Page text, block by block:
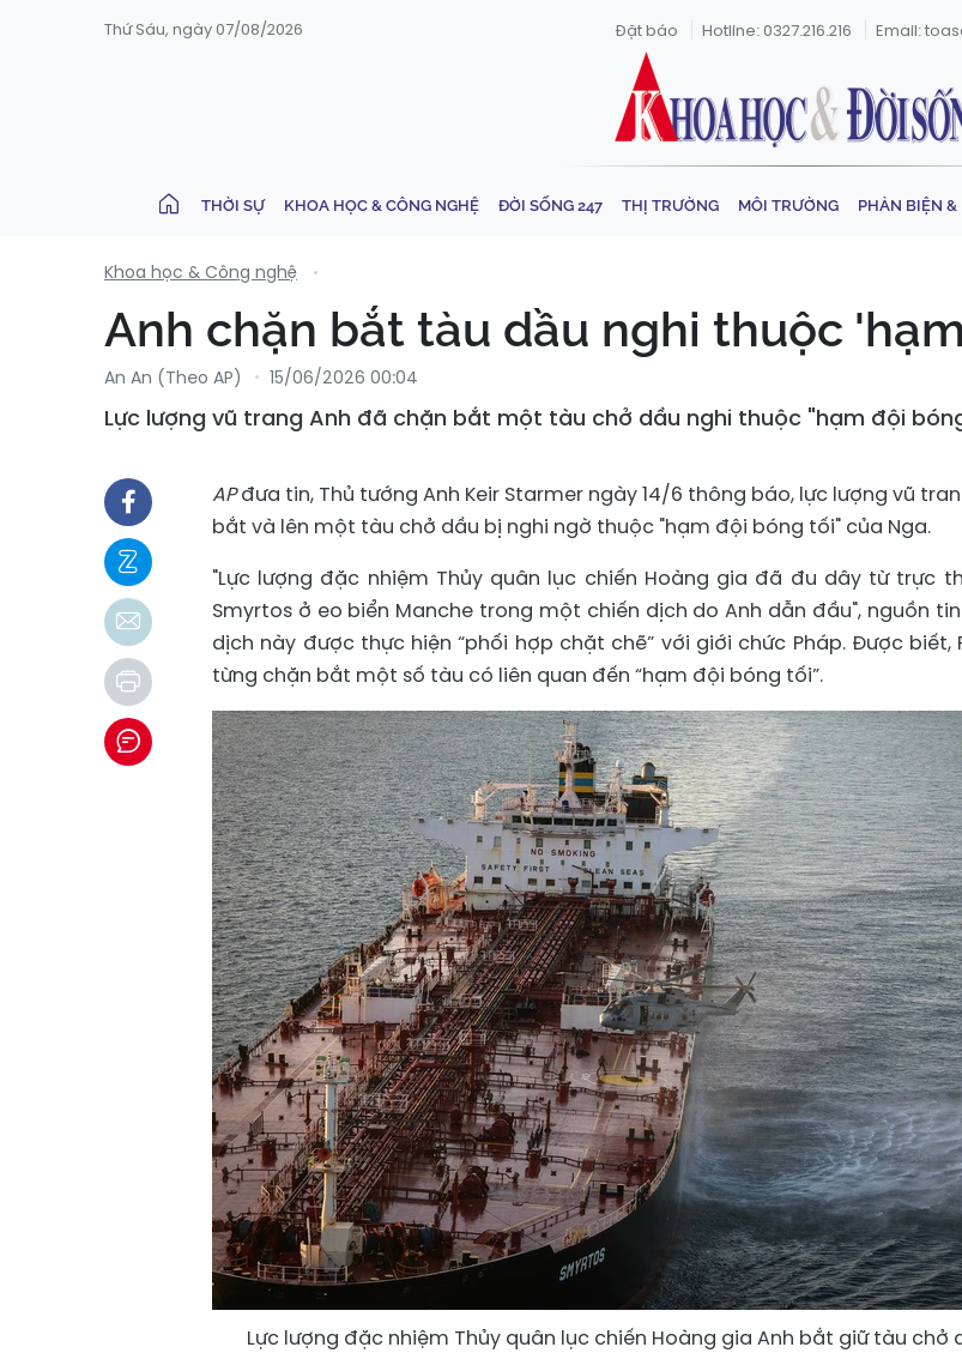
Thứ Sáu, ngày 07/08/2026 Đặt báo Hotline: 0327.216.216 Email:
THỜI SỰ KHOA HỌC & CÔNG NGHỆ ĐỜI SỐNG 247 THỊ TRƯỜNG MÔI TRƯỜNG PHẢN BIỆN
Khoa học & Công nghệ
Anh chặn bắt tàu dầu nghi thuộc
An An (Theo AP) 15/06/2026 00:04
Lực lượng vũ trang Anh đã chặn bắt một tàu chở dầu nghi thuộc "hạm đội
APđưa tin, Thủ tướng Anh Keir Starmer ngày 14/6 thông báo, lực lượng vũ
bắt và lên một tàu chở dầu bị nghi ngờ thuộc "hạm đội bóng tối" của Nga.
"Lực lượng đặc nhiệm Thủy quân lục chiến Hoàng gia đã đu dây từ trực
Smyrtos ở eo biển Manche trong một chiến dịch do Anh dẫn đầu", nguồn
dịch này được thực hiện “phối hợp chặt chẽ” với giới chức Pháp. Được biết,
từng chặn bắt một số tàu có liên quan đến “hạm đội bóng tối”.
Lực lượng đặc nhiệm Thủy quân lục chiến Hoàng gia Anh bắt giữ tàu chở